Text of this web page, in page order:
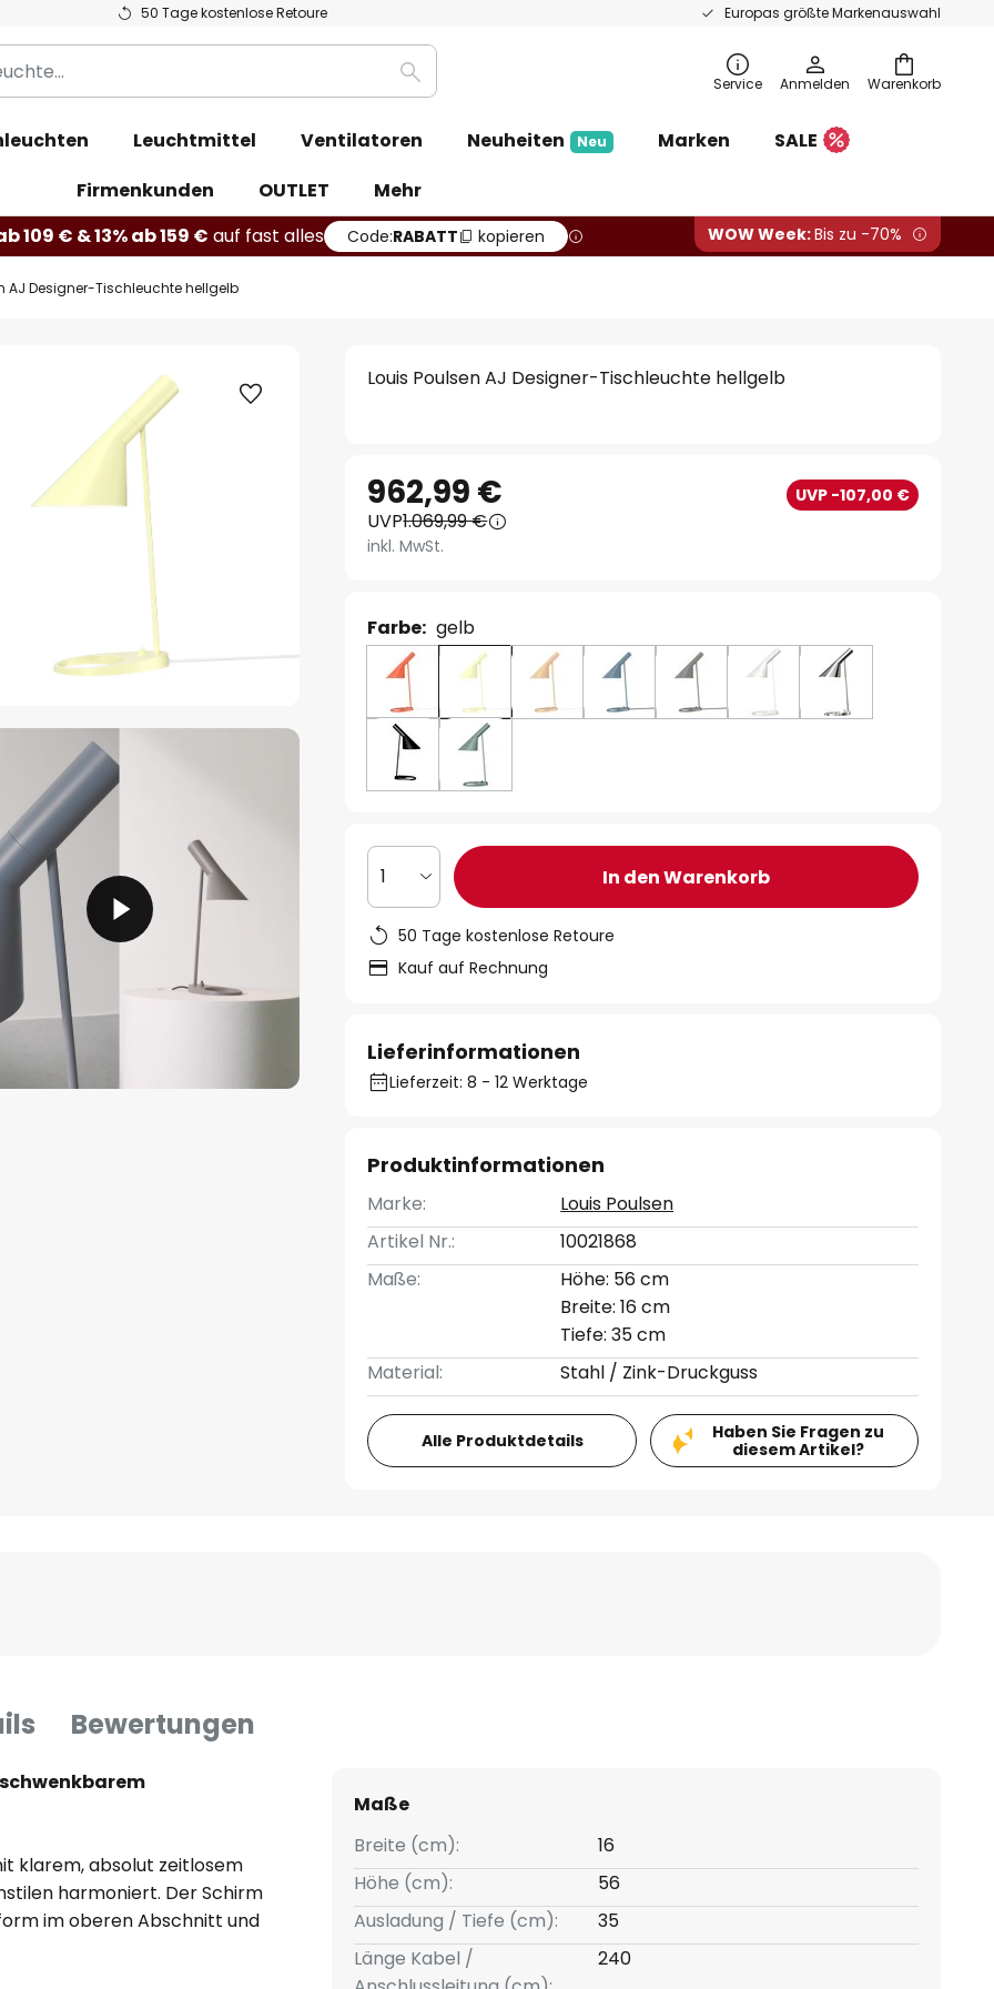
50 Tage kostenlose Retoure Europas größte Markenauswahl
Warenkorb
Suche Service Anmelden
Leuchtmittel Ventilatoren Neuheiten Neu Marken
SALE
Firmenkunden
OUTLET
Mehr
109 € & 13% ab 159 € auf fast alles Code:RABATT kopieren WOW Week:Bis zu -70%
AJ Designer-Tischleuchte hellgelb
Louis Poulsen AJ Designer-Tischleuchte hellgelb
962,99 € UVP -107,00 €
UVP1.069,99 €
inkl. MwSt.
Farbe: gelb
1 In den Warenkorb
50 Tage kostenlose Retoure
Kauf auf Rechnung
Lieferinformationen
Lieferzeit: 8 - 12 Werktage
Produktinformationen
Marke:
Louis Poulsen
Artikel Nr.:
10021868
Maße:
Höhe: 56 cm
Breite: 16 cm
Tiefe: 35 cm
Material:
Stahl / Zink-Druckguss
Alle Produktdetails
Haben Sie Fragen zu
diesem Artikel?
Bewertungen
klarem, absolut zeitlosem
harmoniert. Der Schirm
im oberen Abschnitt und
Maße
Breite (cm):
16
Höhe (cm):
56
Ausladung / Tiefe (cm):
35
Länge Kabel /
240